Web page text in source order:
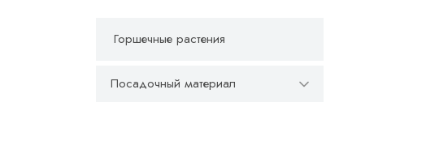
Горшечные растения
Посадочный материал